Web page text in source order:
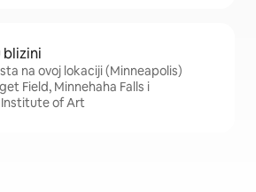
na ovoj lokaciji (Minneapolis)
Field, Minnehaha Falls i
Institute of Art